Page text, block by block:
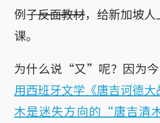
例子反面教材，给新加坡
课。
为什么说“又”呢？因为
用西班牙文学《唐吉诃德
木是迷失方向的“唐吉清